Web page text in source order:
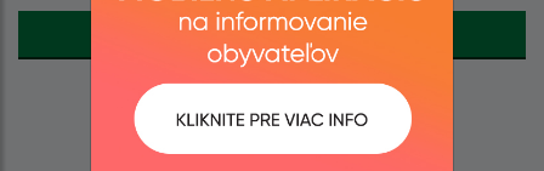
Google reCaptcha ResponseOdoslať správu
Úradné hodiny: